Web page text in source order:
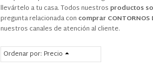
llevártelo a tu casa. Todos nuestros productos
pregunta relacionada con comprar CONTORNOS
nuestros canales de atención al cliente.
Ordenar por: Precio